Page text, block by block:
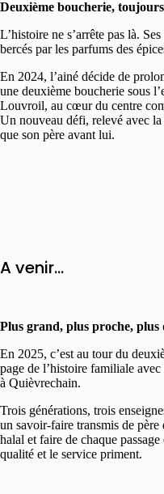
Deuxième boucherie,
L’histoire ne s’arrête pas là.
bercés par les parfums des
En 2024, l’ainé décide de
une deuxième boucherie sous
Louvroil, au cœur du centre
Un nouveau défi, relevé avec
que son père avant lui.
A venir...
Plus grand, plus proche, plus
En 2025, c’est au tour du
page de l’histoire familiale
à Quièvrechain.
Trois générations, trois
un savoir-faire transmis de
halal et faire de chaque
qualité et le service priment.